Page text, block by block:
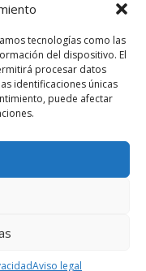
tecnologías como las
del dispositivo. El
procesar datos
identificaciones únicas
puede afectar
Aviso legal
19 h